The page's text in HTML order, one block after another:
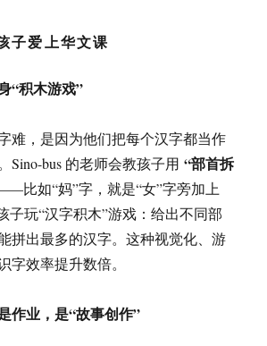
子爱上华文课
“积木游戏”
难，是因为他们把每个汉字都当作
Sino-bus 的老师会教孩子用“部首拆
比如“妈”字，就是“女”字旁加上
子玩“汉字积木”游戏：给出不同部
拼出最多的汉字。这种视觉化、游
字效率提升数倍。
作业，是“故事创作”